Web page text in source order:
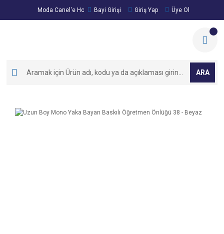
Moda Canel'e Hoşgeldiniz!
Bayi Girişi Giriş Yap Üye Ol
ARA